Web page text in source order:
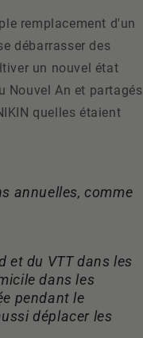
remplacement d'un
débarrasser des
un nouvel état
Nouvel An et partagés
quelles étaient
annuelles, comme
et du VTT dans les
dans les
pendant le
déplacer les